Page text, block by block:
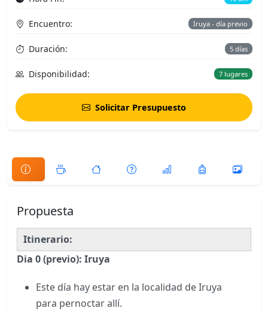
Encuentro: Iruya - día previo
Duración: 5 días
Disponibilidad: 7 lugares
Solicitar Presupuesto
Propuesta
Itinerario:
Dia 0 (previo): Iruya
Este día hay estar en la localidad de Iruya
para pernoctar allí.